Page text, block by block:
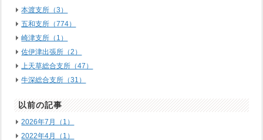
本渡支所（3）
五和支所（774）
崎津支所（1）
佐伊津出張所（2）
上天草総合支所（47）
牛深総合支所（31）
以前の記事
2026年7月（1）
2022年4月（1）